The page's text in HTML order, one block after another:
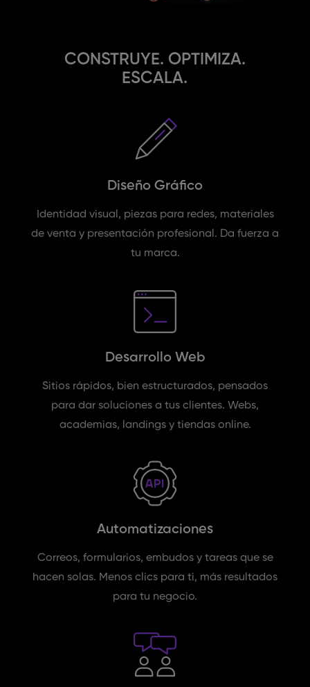
CONSTRUYE. OPTIMIZA.
ESCALA.
Diseño Gráfico
Identidad visual, piezas para redes, materiales
de venta y presentación profesional. Da fuerza a
tu marca.
Desarrollo Web
Sitios rápidos, bien estructurados, pensados
para dar soluciones a tus clientes. Webs,
academias, landings y tiendas online.
Automatizaciones
Correos, formularios, embudos y tareas que se
hacen solas. Menos clics para ti, más resultados
para tu negocio.